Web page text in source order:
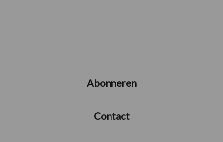
Abonneren
Contact